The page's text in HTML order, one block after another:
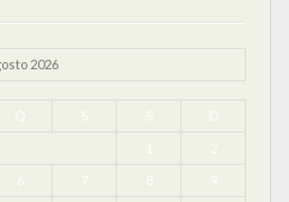
2026
Q S S D
1
6 7 8 9